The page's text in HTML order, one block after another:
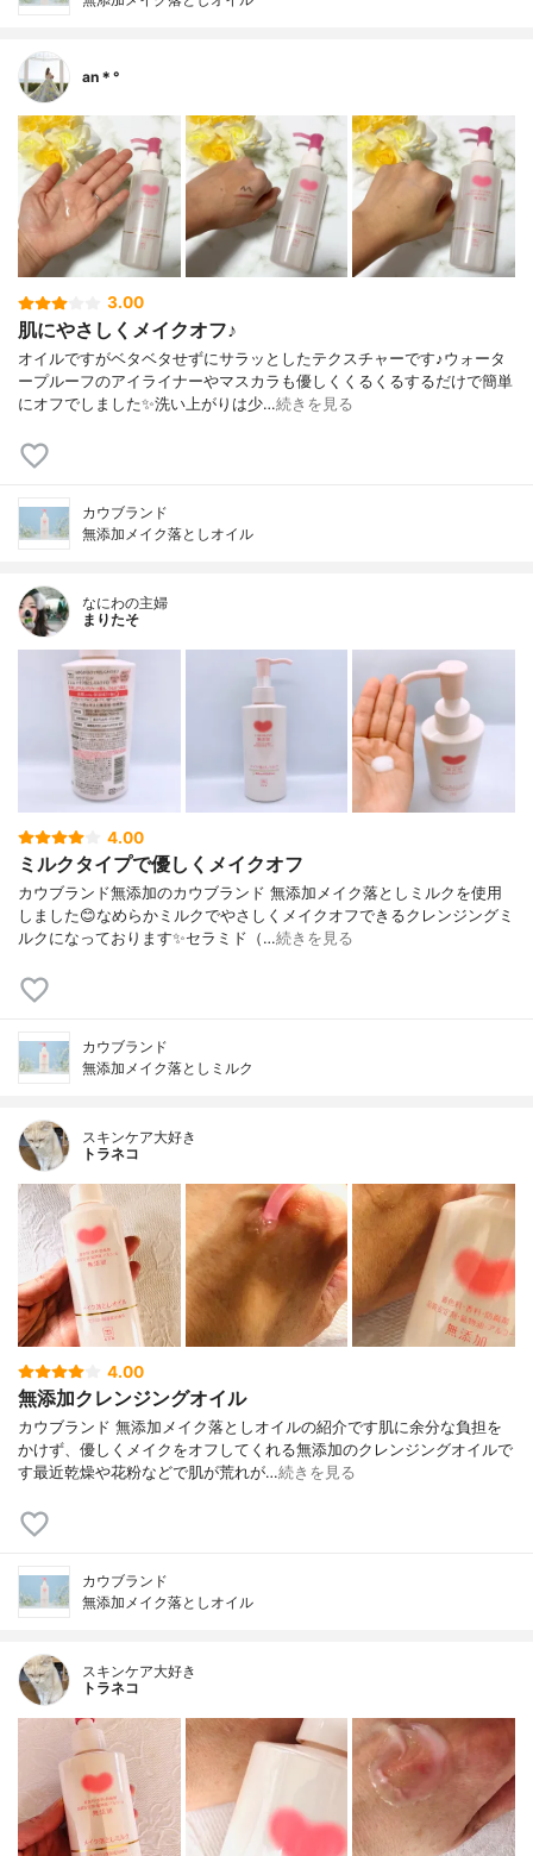
an＊°
3.00
肌にやさしくメイクオフ♪
オイルですがベタベタせずにサラッとしたテクスチャーです♪ウォータ
ープルーフのアイライナーやマスカラも優しくくるくるするだけで簡単
にオフでしました✨洗い上がりは少…続きを見る
カウブランド
無添加メイク落としオイル
なにわの主婦
まりたそ
4.00
ミルクタイプで優しくメイクオフ
カウブランド無添加のカウブランド 無添加メイク落としミルクを使用
しました😊なめらかミルクでやさしくメイクオフできるクレンジングミ
ルクになっております✨セラミド（…続きを見る
カウブランド
無添加メイク落としミルク
スキンケア大好き
トラネコ
4.00
無添加クレンジングオイル
カウブランド 無添加メイク落としオイルの紹介です肌に余分な負担を
かけず、優しくメイクをオフしてくれる無添加のクレンジングオイルで
す最近乾燥や花粉などで肌が荒れが…続きを見る
カウブランド
無添加メイク落としオイル
スキンケア大好き
トラネコ